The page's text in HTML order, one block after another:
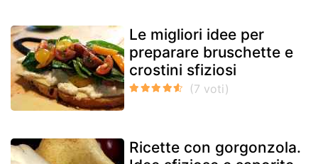
Le migliori idee per
preparare bruschette e
crostini sfiziosi
Ricette con gorgonzola.